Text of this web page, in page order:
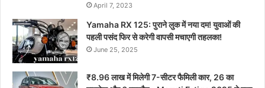
April 7, 2023
Yamaha RX 125: पुराने लुक में नया दम! युवाओं की
पहली पसंद फिर से करेगी वापसी मचाएगी तहलका!
June 25, 2025
₹8.96 लाख में मिलेगी 7-सीटर फैमिली कार, 26 का